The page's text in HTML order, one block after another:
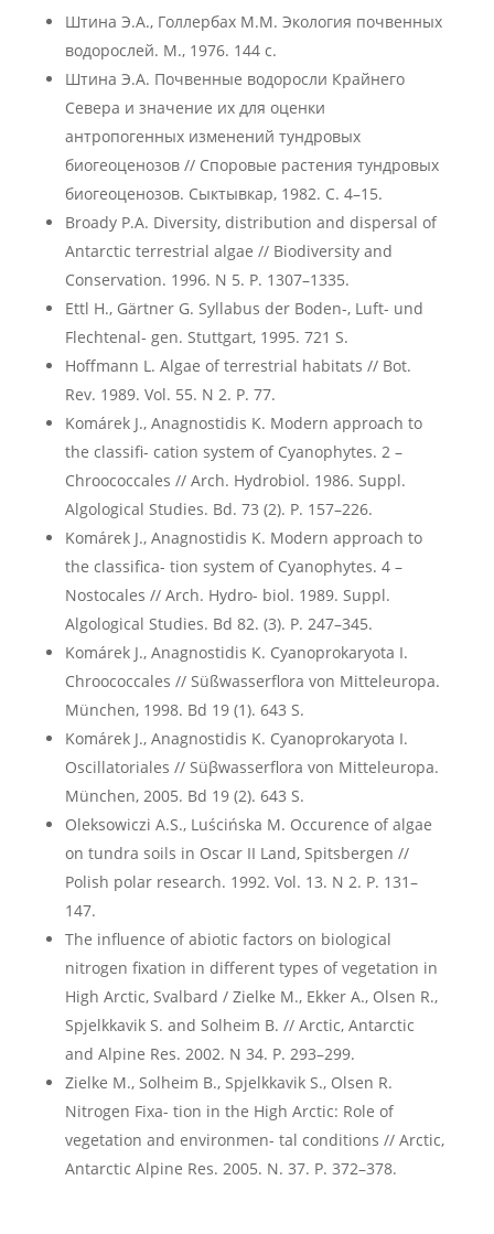
Штина Э.А., Голлербах М.М. Экология почвенных
водорослей. М., 1976. 144 с.
Штина Э.А. Почвенные водоросли Крайнего
Севера и значение их для оценки
антропогенных изменений тундровых
биогеоценозов // Споровые растения тундровых
биогеоценозов. Сыктывкар, 1982. С. 4–15.
Broady P.A. Diversity, distribution and dispersal of
Antarctic terrestrial algae // Biodiversity and
Conservation. 1996. N 5. P. 1307–1335.
Ettl H., Gärtner G. Syllabus der Boden-, Luft- und
Flechtenal- gen. Stuttgart, 1995. 721 S.
Hoffmann L. Algae of terrestrial habitats // Bot.
Rev. 1989. Vol. 55. N 2. P. 77.
Komárek J., Anagnostidis K. Modern approach to
the classifi- cation system of Cyanophytes. 2 –
Chroococcales // Arch. Hydrobiol. 1986. Suppl.
Algological Studies. Bd. 73 (2). P. 157–226.
Komárek J., Anagnostidis K. Modern approach to
the classifica- tion system of Cyanophytes. 4 –
Nostocales // Arch. Hydro- biol. 1989. Suppl.
Algological Studies. Bd 82. (3). P. 247–345.
Komárek J., Anagnostidis K. Cyanoprokaryota I.
Chroococcales // Süßwasserflora von Mitteleuropa.
München, 1998. Bd 19 (1). 643 S.
Komárek J., Anagnostidis K. Cyanoprokaryota I.
Oscillatoriales // Süβwasserflora von Mitteleuropa.
München, 2005. Bd 19 (2). 643 S.
Oleksowiczi A.S., Luścińska M. Occurence of algae
on tundra soils in Oscar II Land, Spitsbergen //
Polish polar research. 1992. Vol. 13. N 2. P. 131–
147.
The influence of abiotic factors on biological
nitrogen fixation in different types of vegetation in
High Arctic, Svalbard / Zielke M., Ekker A., Olsen R.,
Spjelkkavik S. and Solheim B. // Arctic, Antarctic
and Alpine Res. 2002. N 34. P. 293–299.
Zielke M., Solheim B., Spjelkkavik S., Olsen R.
Nitrogen Fixa- tion in the High Arctic: Role of
vegetation and environmen- tal conditions // Arctic,
Antarctic Alpine Res. 2005. N. 37. P. 372–378.